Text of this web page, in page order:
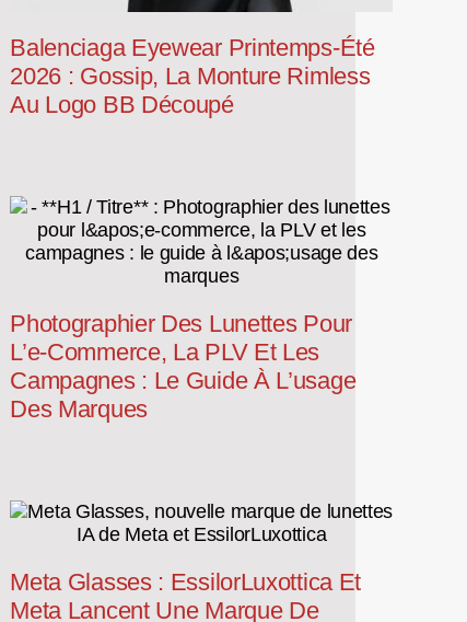
Balenciaga Eyewear Printemps-Été
2026 : Gossip, La Monture Rimless
Au Logo BB Découpé
Photographier Des Lunettes Pour
L’e-Commerce, La PLV Et Les
Campagnes : Le Guide À L’usage
Des Marques
Meta Glasses : EssilorLuxottica Et
Meta Lancent Une Marque De